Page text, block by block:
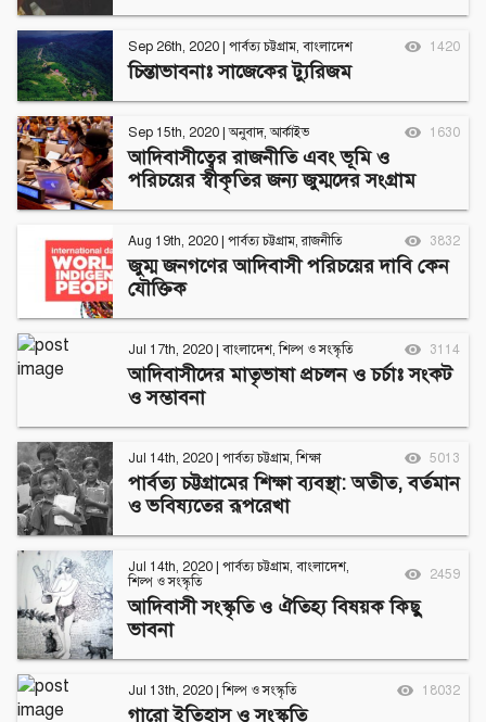
Sep 26th, 2020 পার্বত্য চট্টগ্রাম, বাংলাদেশ 1420
চিন্তাভাবনাঃ সাজেকের ট্যুরিজম
Sep 15th, 2020 |অনুবাদ,আর্কাইভ 1630
আদিবাসীত্বের রাজনীতি এবং ভূমি ও
পরিচয়ের স্বীকৃতির জন্য জুম্মদের সংগ্রাম
Aug 19th, 2020 পার্বত্য চট্টগ্রাম,রাজনীতি 3832
জুম্ম জনগণের আদিবাসী পরিচয়ের দাবি কেন
যৌক্তিক
Jul 17th, 2020 বাংলাদেশ,শিল্প ও সংস্কৃতি 3114
আদিবাসীদের মাতৃভাষা প্রচলন ও চর্চাঃ সংকট
ও সম্ভাবনা
Jul 14th, 2020 পার্বত্য চট্টগ্রাম,শিক্ষা 5013
পার্বত্য চট্টগ্রামের শিক্ষা ব্যবস্থা: অতীত, বর্তমান
ও ভবিষ্যতের রূপরেখা
Jul 14th, 2020 পার্বত্য চট্টগ্রাম, বাংলাদেশ,
শিল্প ও সংস্কৃতি
2459
আদিবাসী সংস্কৃতি ও ঐতিহ্য বিষয়ক কিছু
ভাবনা
Jul 13th, 2020 |শিল্প ও সংস্কৃতি 18032
গারো ইতিহাস ও সংস্কৃতি